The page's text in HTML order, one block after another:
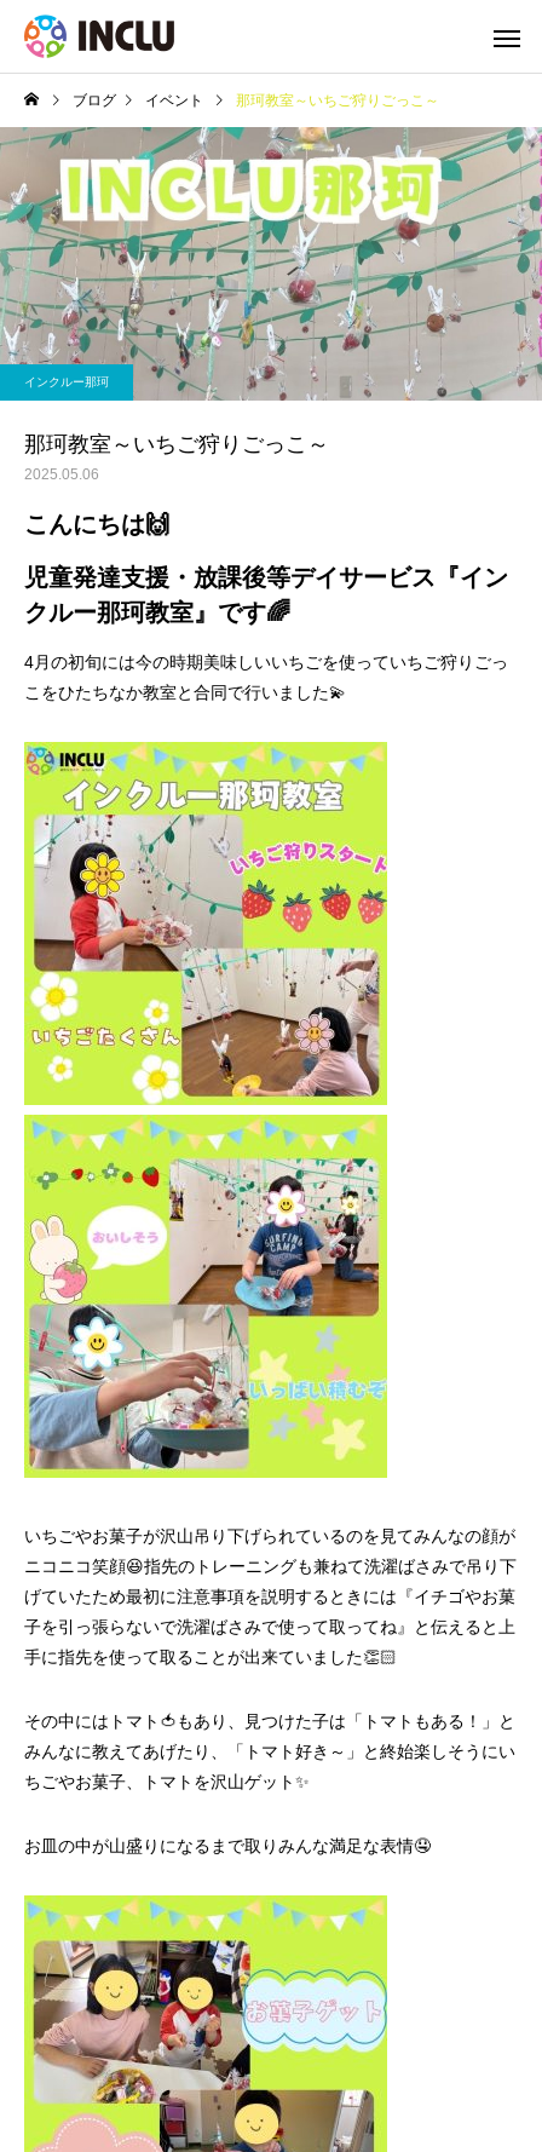
ブログ イベント 那珂教室～いちご狩りごっこ～
インクルー那珂
那珂教室～いちご狩りごっこ～
2025.05.06
こんにちは🙌
児童発達支援・放課後等デイサービス『イン
クルー那珂教室』です🌈
4月の初旬には今の時期美味しいいちごを使っていちご狩りごっ
こをひたちなか教室と合同で行いました💫
いちごやお菓子が沢山吊り下げられているのを見てみんなの顔が
ニコニコ笑顔😆指先のトレーニングも兼ねて洗濯ばさみで吊り下
げていたため最初に注意事項を説明するときには『イチゴやお菓
子を引っ張らないで洗濯ばさみで使って取ってね』と伝えると上
手に指先を使って取ることが出来ていました👏🏻
その中にはトマト🍅もあり、見つけた子は「トマトもある！」と
みんなに教えてあげたり、「トマト好き～」と終始楽しそうにい
ちごやお菓子、トマトを沢山ゲット✨
お皿の中が山盛りになるまで取りみんな満足な表情🤤